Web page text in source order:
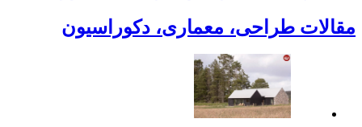
مقالات طراحی، معماری، دکوراسیون